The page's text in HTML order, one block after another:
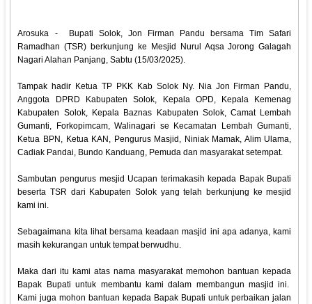
Arosuka - Bupati Solok, Jon Firman Pandu bersama Tim Safari
Ramadhan (TSR) berkunjung ke Mesjid Nurul Aqsa Jorong Galagah
Nagari Alahan Panjang, Sabtu (15/03/2025).
Tampak hadir Ketua TP PKK Kab Solok Ny. Nia Jon Firman Pandu,
Anggota DPRD Kabupaten Solok, Kepala OPD, Kepala Kemenag
Kabupaten Solok, Kepala Baznas Kabupaten Solok, Camat Lembah
Gumanti, Forkopimcam, Walinagari se Kecamatan Lembah Gumanti,
Ketua BPN, Ketua KAN, Pengurus Masjid, Niniak Mamak, Alim Ulama,
Cadiak Pandai, Bundo Kanduang, Pemuda dan masyarakat setempat.
Sambutan pengurus mesjid Ucapan terimakasih kepada Bapak Bupati
beserta TSR dari Kabupaten Solok yang telah berkunjung ke mesjid
kami ini.
Sebagaimana kita lihat bersama keadaan masjid ini apa adanya, kami
masih kekurangan untuk tempat berwudhu.
Maka dari itu kami atas nama masyarakat memohon bantuan kepada
Bapak Bupati untuk membantu kami dalam membangun masjid ini.
Kami juga mohon bantuan kepada Bapak Bupati untuk perbaikan jalan